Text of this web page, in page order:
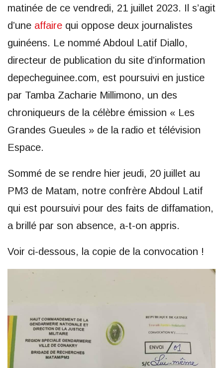
matinée de ce vendredi, 21 juillet 2023. Il s’agit
d’une affaire qui oppose deux journalistes
guinéens. Le nommé Abdoul Latif Diallo,
directeur de publication du site d’information
depecheguinee.com, est poursuivi en justice
par Tamba Zacharie Millimono, un des
chroniqueurs de la célèbre émission « Les
Grandes Gueules » de la radio et télévision
Espace.
Sommé de se rendre hier jeudi, 20 juillet au
PM3 de Matam, notre confrère Abdoul Latif
qui est poursuivi pour des faits de diffamation,
a brillé par son absence, a-t-on appris.
Voir ci-dessous, la copie de la convocation !